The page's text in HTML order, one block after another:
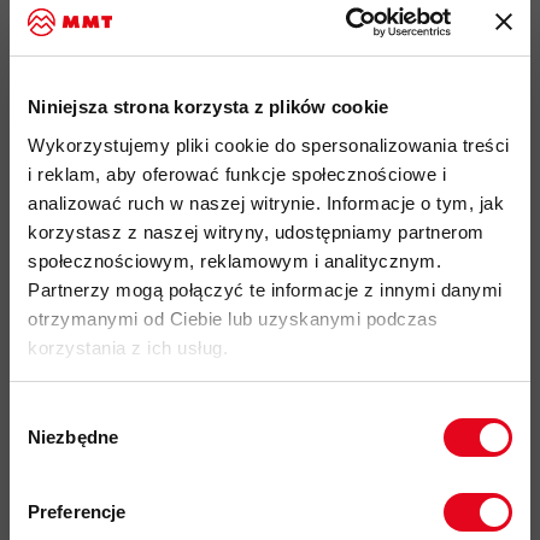
Niniejsza strona korzysta z plików cookie
Wykorzystujemy pliki cookie do spersonalizowania treści
i reklam, aby oferować funkcje społecznościowe i
analizować ruch w naszej witrynie. Informacje o tym, jak
korzystasz z naszej witryny, udostępniamy partnerom
społecznościowym, reklamowym i analitycznym.
Partnerzy mogą połączyć te informacje z innymi danymi
otrzymanymi od Ciebie lub uzyskanymi podczas
korzystania z ich usług.
zgody
Niezbędne
Preferencje
płaska konstrukcja szwów
zapewnia wysoki komfort i
zapobiega otarciom pod plecakiem
recyklingu, certyfikat Bluesign®, Fair Wear
kod produktu: 1014-10394
Więcej o produkcie
Specyfikacja
Zastosowane technologie
odbierz